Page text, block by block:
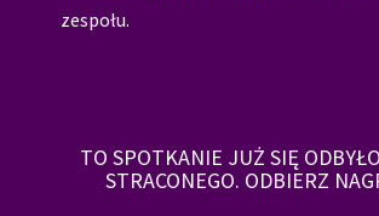
zespołu.
TO SPOTKANIE JUŻ SIĘ
STRACONEGO. ODBIERZ